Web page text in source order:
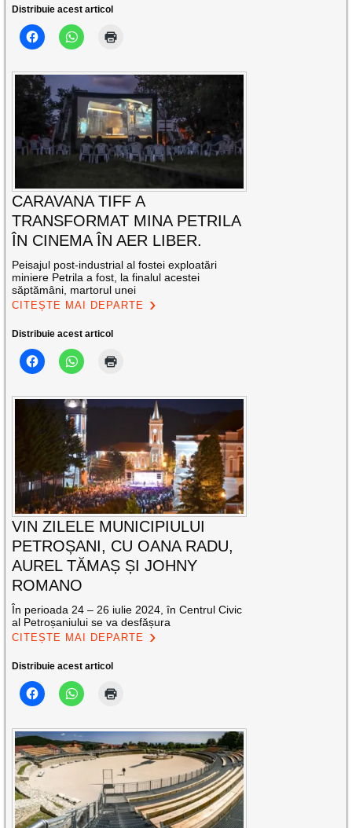
Distribuie acest articol
CARAVANA TIFF A
TRANSFORMAT MINA PETRILA
ÎN CINEMA ÎN AER LIBER.
Peisajul post-industrial al fostei exploatări
miniere Petrila a fost, la finalul acestei
săptămâni, martorul unei
CITEȘTE MAI DEPARTE
Distribuie acest articol
VIN ZILELE MUNICIPIULUI
PETROȘANI, CU OANA RADU,
AUREL TĂMAȘ ȘI JOHNY
ROMANO
În perioada 24 – 26 iulie 2024, în Centrul Civic
al Petroșaniului se va desfășura
CITEȘTE MAI DEPARTE
Distribuie acest articol